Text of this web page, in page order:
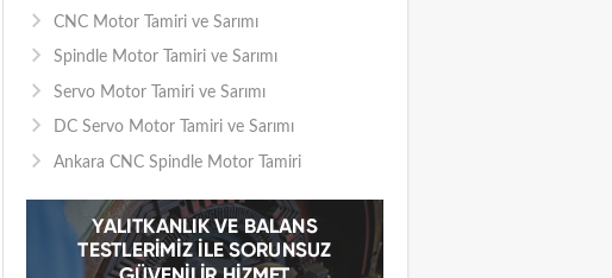
CNC Motor Tamiri ve Sarımı
Spindle Motor Tamiri ve Sarımı
Servo Motor Tamiri ve Sarımı
DC Servo Motor Tamiri ve Sarımı
Ankara CNC Spindle Motor Tamiri